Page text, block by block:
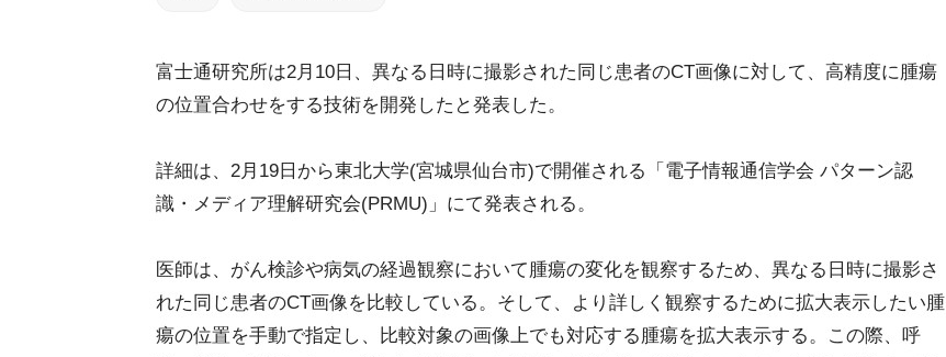
富士通研究所は2月10日、異なる日時に撮影された同じ患者のCT画像に対して、高精度に腫瘍
の位置合わせをする技術を開発したと発表した。
詳細は、2月19日から東北大学(宮城県仙台市)で開催される「電子情報通信学会 パターン認
識・メディア理解研究会(PRMU)」にて発表される。
医師は、がん検診や病気の経過観察において腫瘍の変化を観察するため、異なる日時に撮影さ
れた同じ患者のCT画像を比較している。そして、より詳しく観察するために拡大表示したい腫
瘍の位置を手動で指定し、比較対象の画像上でも対応する腫瘍を拡大表示する。この際、呼